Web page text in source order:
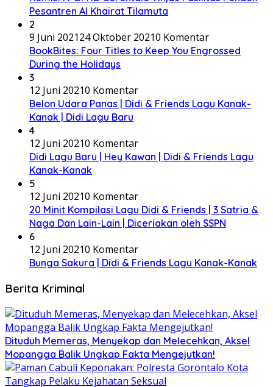
Pesantren Al Khairat Tilamuta
2
9 Juni 202124 Oktober 20210 Komentar
BookBites: Four Titles to Keep You Engrossed
During the Holidays
3
12 Juni 20210 Komentar
Belon Udara Panas | Didi & Friends Lagu Kanak-
Kanak | Didi Lagu Baru
4
12 Juni 20210 Komentar
Didi Lagu Baru | Hey Kawan | Didi & Friends Lagu
Kanak-Kanak
5
12 Juni 20210 Komentar
20 Minit Kompilasi Lagu Didi & Friends | 3 Satria &
Naga Dan Lain-Lain | Diceriakan oleh SSPN
6
12 Juni 20210 Komentar
Bunga Sakura | Didi & Friends Lagu Kanak-Kanak
Berita Kriminal
Dituduh Memeras, Menyekap dan Melecehkan, Aksel
Mopangga Balik Ungkap Fakta Mengejutkan!